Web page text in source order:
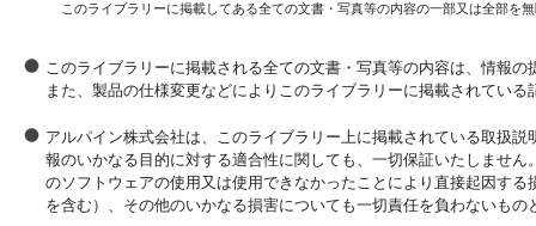
このライブラリーに掲載してある全ての文書・写真等の内容の一部又は全部を
このライブラリーに掲載される全ての文書・写真等の内容は、情報
また、製品の仕様変更などによりこのライブラリーに掲載されてい
アルパイン株式会社は、このライブラリー上に掲載されている取扱
報のいかなる目的に対する適合性に関しても、一切保証いたしませ
のソフトウェアの使用又は使用できなかったことにより直接起因す
を含む）、その他のいかなる損害についても一切責任を負わないもの